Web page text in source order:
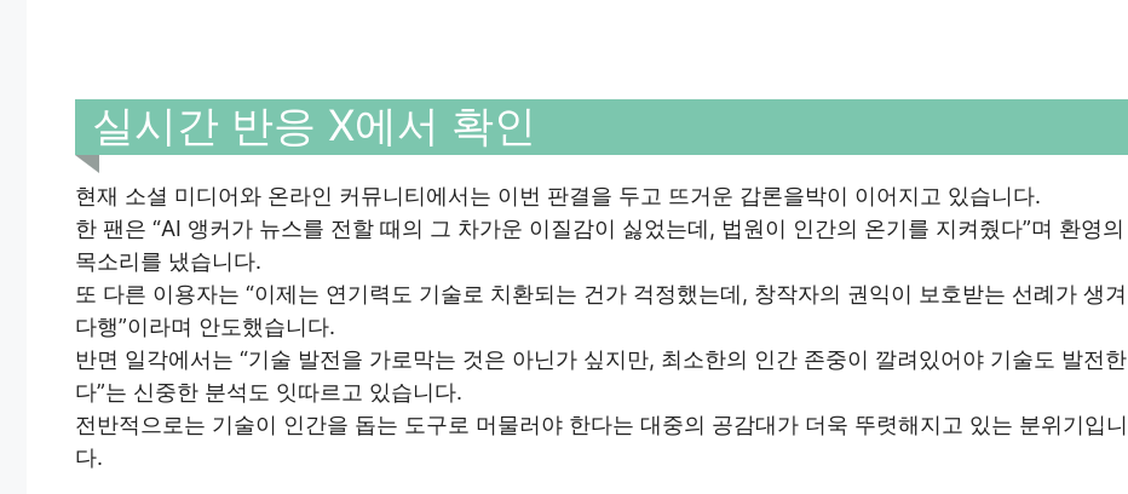
실시간 반응 X에서 확인
현재 소셜 미디어와 온라인 커뮤니티에서는 이번 판결을 두고 뜨거운 갑론을박이 이어지고 있습니다.
한 팬은 “AI 앵커가 뉴스를 전할 때의 그 차가운 이질감이 싫었는데, 법원이 인간의 온기를 지켜줬다”며 환영의
목소리를 냈습니다.
또 다른 이용자는 “이제는 연기력도 기술로 치환되는 건가 걱정했는데, 창작자의 권익이 보호받는 선례가 생겨
다행”이라며 안도했습니다.
반면 일각에서는 “기술 발전을 가로막는 것은 아닌가 싶지만, 최소한의 인간 존중이 깔려있어야 기술도 발전한
다”는 신중한 분석도 잇따르고 있습니다.
전반적으로는 기술이 인간을 돕는 도구로 머물러야 한다는 대중의 공감대가 더욱 뚜렷해지고 있는 분위기입니
다.